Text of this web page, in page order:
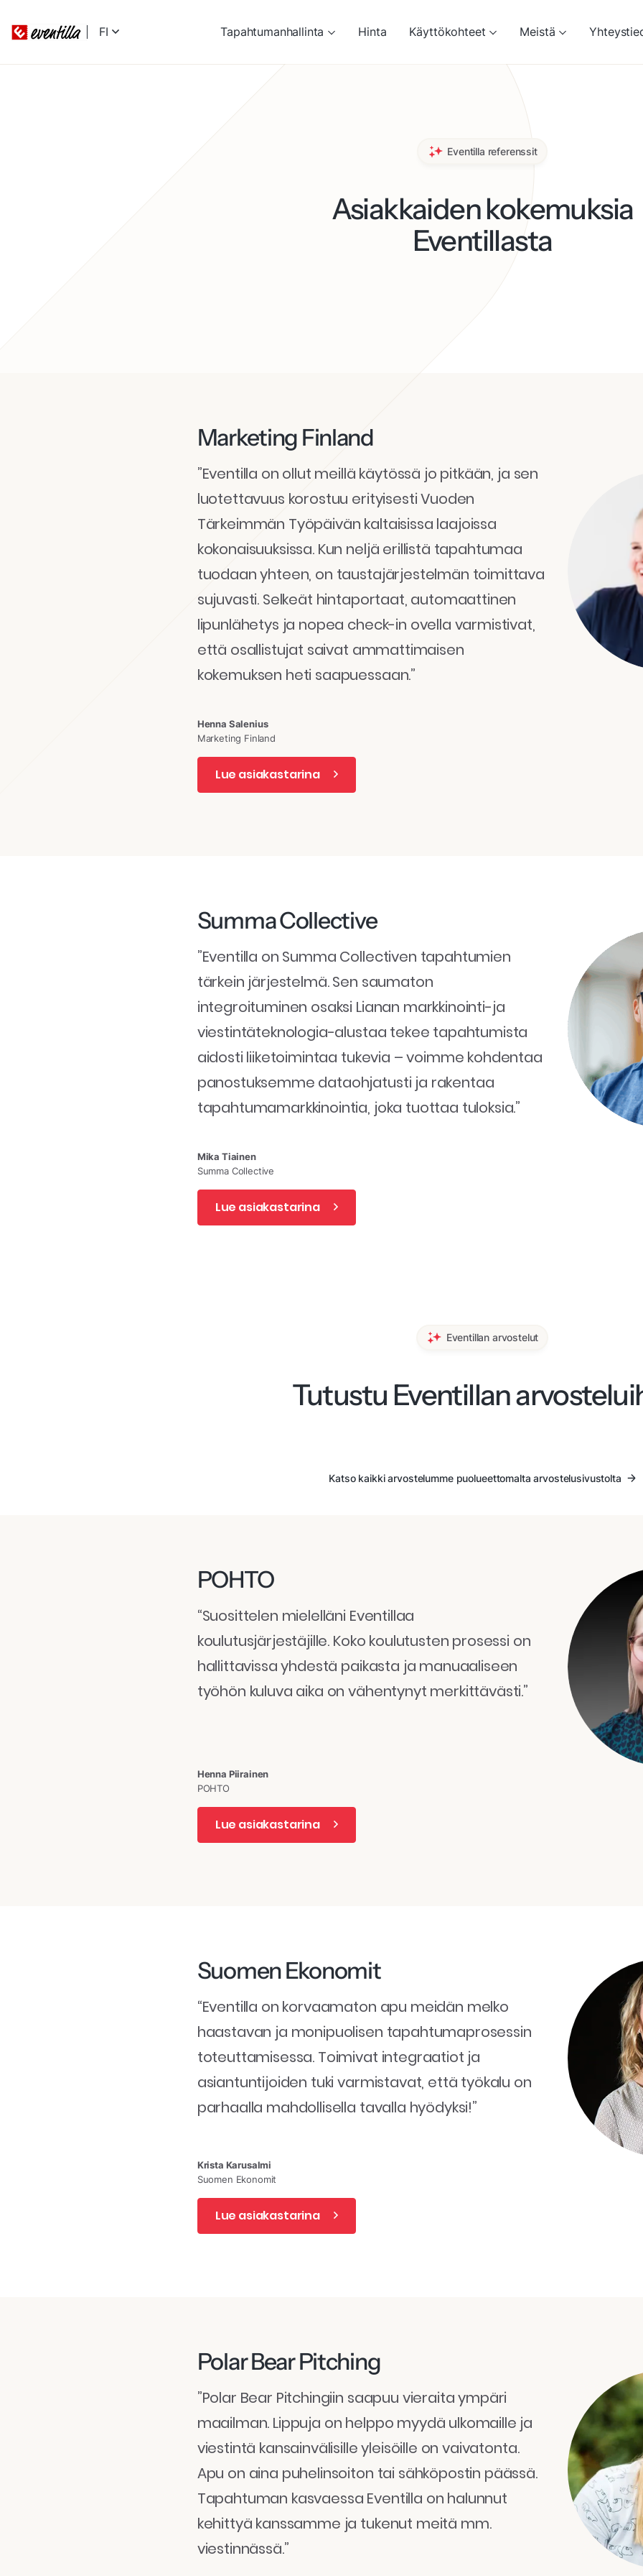
FI Tapahtumanhallinta Hinta Käyttökohteet Meistä
Eventilla referenssit
Asiakkaiden kokemuksia
Eventillasta
Marketing Finland
”Eventilla on ollut meillä käytössä jo pitkään, ja sen
luotettavuus korostuu erityisesti Vuoden
Tärkeimmän Työpäivän kaltaisissa laajoissa
kokonaisuuksissa. Kun neljä erillistä tapahtumaa
tuodaan yhteen, on taustajärjestelmän toimittava
sujuvasti. Selkeät hintaportaat, automaattinen
lipunlähetys ja nopea check-in ovella varmistivat,
että osallistujat saivat ammattimaisen
kokemuksen heti saapuessaan.”
Henna Salenius
Marketing Finland
Lue asiakastarina
Summa Collective
”Eventilla on Summa Collectiven tapahtumien
tärkein järjestelmä. Sen saumaton
integroituminen osaksi Lianan markkinointi-ja
viestintäteknologia-alustaa tekee tapahtumista
aidosti liiketoimintaa tukevia – voimme kohdentaa
panostuksemme dataohjatusti ja rakentaa
tapahtumamarkkinointia, joka tuottaa tuloksia.”
Mika Tiainen
Summa Collective
Lue asiakastarina
Eventillan arvostelut
Tutustu Eventillan
Katso kaikki arvostelumme puolueettomalta arvostelusivustolta
POHTO
“Suosittelen mielelläni Eventillaa
koulutusjärjestäjille. Koko koulutusten prosessi on
hallittavissa yhdestä paikasta ja manuaaliseen
työhön kuluva aika on vähentynyt merkittävästi.”
Henna Piirainen
POHTO
Lue asiakastarina
Suomen Ekonomit
“Eventilla on korvaamaton apu meidän melko
haastavan ja monipuolisen tapahtumaprosessin
toteuttamisessa. Toimivat integraatiot ja
asiantuntijoiden tuki varmistavat, että työkalu on
parhaalla mahdollisella tavalla hyödyksi!”
Krista Karusalmi
Suomen Ekonomit
Lue asiakastarina
Polar Bear Pitching
”Polar Bear Pitchingiin saapuu vieraita ympäri
maailman. Lippuja on helppo myydä ulkomaille ja
viestintä kansainvälisille yleisöille on vaivatonta.
Apu on aina puhelinsoiton tai sähköpostin päässä.
Tapahtuman kasvaessa Eventilla on halunnut
kehittyä kanssamme ja tukenut meitä mm.
viestinnässä.”